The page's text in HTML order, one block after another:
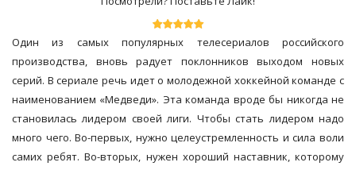
Один из самых популярных телесериалов российского
производства, вновь радует поклонников выходом новых
серий. В сериале речь идет о молодежной хоккейной команде с
наименованием «Медведи». Эта команда вроде бы никогда не
становилась лидером своей лиги. Чтобы стать лидером надо
много чего. Во-первых, нужно целеустремленность и сила воли
самих ребят. Во-вторых, нужен хороший наставник, которому